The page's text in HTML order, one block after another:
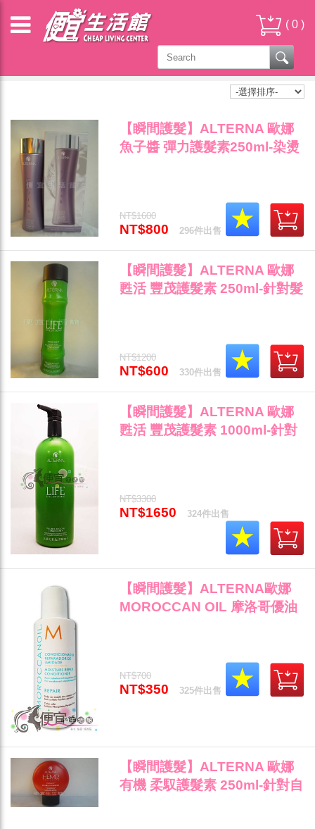
( 0 )
【瞬間護髮】ALTERNA 歐娜
魚子醬 彈力護髮素250ml-染燙
NT$1600
NT$800 296件出售
【瞬間護髮】ALTERNA 歐娜
甦活 豐茂護髮素 250ml-針對髮
NT$1200
NT$600 330件出售
【瞬間護髮】ALTERNA 歐娜
甦活 豐茂護髮素 1000ml-針對
NT$3300
NT$1650 324件出售
【瞬間護髮】ALTERNA歐娜
MOROCCAN OIL 摩洛哥優油
NT$700
NT$350 325件出售
【瞬間護髮】ALTERNA 歐娜
有機 柔馭護髮素 250ml-針對自